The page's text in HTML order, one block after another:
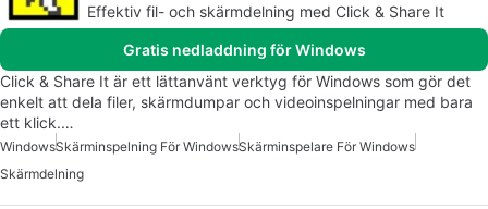
Effektiv fil- och skärmdelning med Click & Share It
Gratis nedladdning för Windows
Click & Share It är ett lättanvänt verktyg för Windows som gör det
enkelt att dela filer, skärmdumpar och videoinspelningar med bara
ett klick.…
WindowsSkärminspelning För WindowsSkärminspelare För Windows
Skärmdelning